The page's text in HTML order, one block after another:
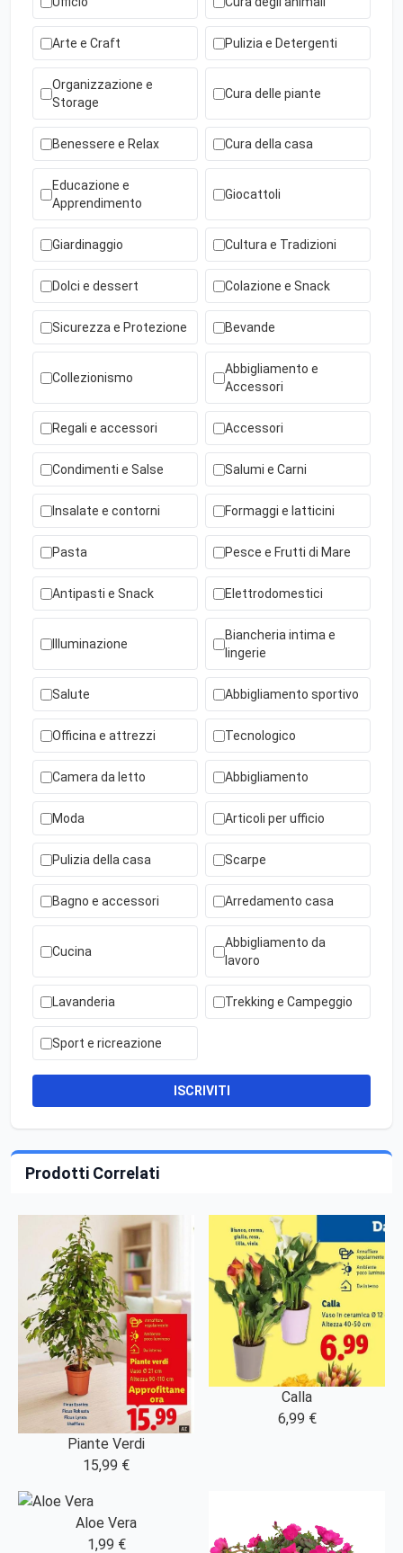
Arte e Craft Pulizia e Detergenti
Organizzazione e
Storage
Cura delle piante
Benessere e Relax Cura della casa
Educazione e
Apprendimento
Giocattoli
Giardinaggio Cultura e Tradizioni
Dolci e dessert Colazione e Snack
Sicurezza e Protezione Bevande
Collezionismo
Abbigliamento e
Accessori
Regali e accessori Accessori
Condimenti e Salse Salumi e Carni
Insalate e contorni Formaggi e latticini
Pasta Pesce e Frutti di Mare
Antipasti e Snack Elettrodomestici
Illuminazione
Biancheria intima e
lingerie
Salute Abbigliamento sportivo
Officina e attrezzi Tecnologico
Camera da letto Abbigliamento
Moda Articoli per ufficio
Pulizia della casa Scarpe
Bagno e accessori Arredamento casa
Cucina
Abbigliamento da
lavoro
Lavanderia Trekking e Campeggio
Sport e ricreazione
ISCRIVITI
Prodotti Correlati
Piante Verdi
15,99 €
Calla
6,99 €
Aloe Vera
1,99 €